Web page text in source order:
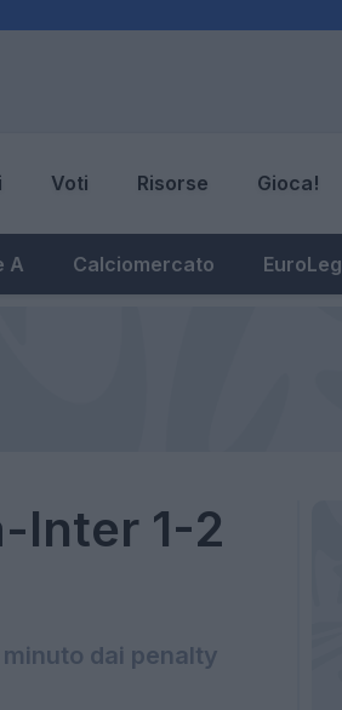
Voti Risorse Gioca!
A Calciomercato
Inter 1-2
dai penalty